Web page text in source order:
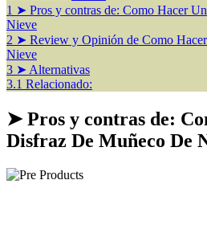
1 ➤ Pros y contras de: Como Hacer
Nieve
2 ➤ Review y Opinión de Como
Nieve
3 ➤ Alternativas
3.1 Relacionado:
➤ Pros y contras de:
Disfraz De Muñeco De